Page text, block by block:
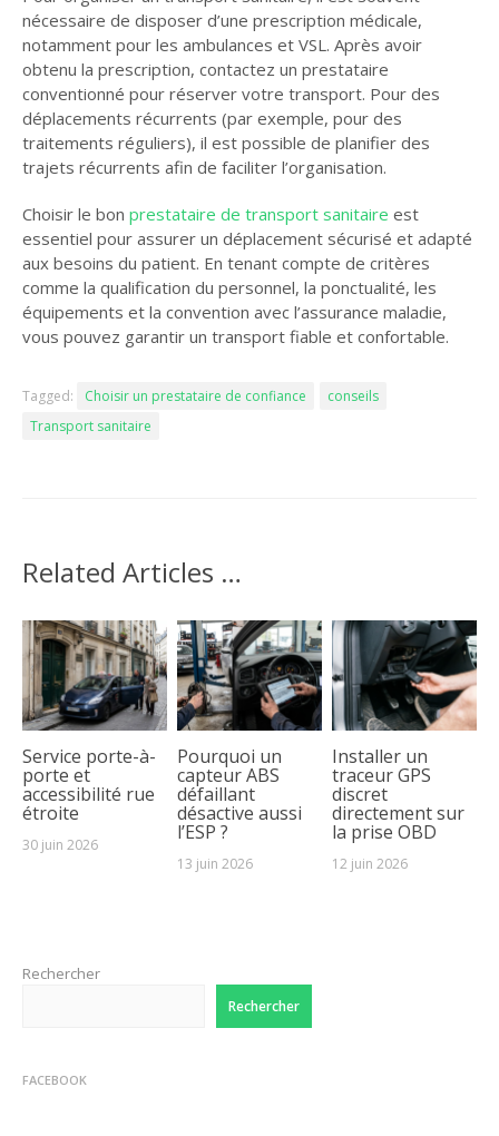
nécessaire de disposer d’une prescription médicale,
notamment pour les ambulances et VSL. Après avoir
obtenu la prescription, contactez un prestataire
conventionné pour réserver votre transport. Pour des
déplacements récurrents (par exemple, pour des
traitements réguliers), il est possible de planifier des
trajets récurrents afin de faciliter l’organisation.
Choisir le bon prestataire de transport sanitaire est
essentiel pour assurer un déplacement sécurisé et adapté
aux besoins du patient. En tenant compte de critères
comme la qualification du personnel, la ponctualité, les
équipements et la convention avec l’assurance maladie,
vous pouvez garantir un transport fiable et confortable.
Tagged: Choisir un prestataire de confiance
conseils
Transport sanitaire
Related Articles …
Service porte-à-
porte et
accessibilité rue
étroite
30 juin 2026
Pourquoi un
capteur ABS
défaillant
désactive aussi
l’ESP ?
13 juin 2026
Installer un
traceur GPS
discret
directement sur
la prise OBD
12 juin 2026
Rechercher
Rechercher
FACEBOOK